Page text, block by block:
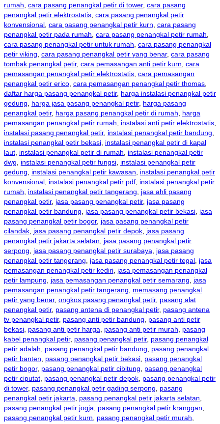
rumah cara pasang penangkal petir di tower, cara pasang
penangkal petir elektrostatis cara pasang penangkal petir
konvensional cara pasang penangkal petir kurn cara pasang
penangkal petir pada rumah cara pasang penangkal petir rumah
cara pasang penangkal petir untuk rumah cara pasang penangkal
petir viking cara pasang penangkal petir yang benar, cara pasang
tombak penangkal petir, cara pemasangan anti petir kurn cara
pemasangan penangkal petir elektrostatis cara pemasangan
penangkal petir erico cara pemasangan penangkal petir thomas
daftar harga pasang penangkal petir, harga instalasi penangkal petir
gedung
harga jasa pasang penangkal petir, harga pasang
penangkal petir, harga pasang penangkal petir di rumah
harga
pemasangan penangkal petir rumah
instalasi anti petir elektrostatis
instalasi pasang penangkal petir, instalasi penangkal petir bandung
instalasi penangkal petir bekasi instalasi penangkal petir di kapal
laut instalasi penangkal petir di rumah
instalasi penangkal petir
dwg
instalasi penangkal petir fungsi instalasi penangkal petir
gedung
instalasi penangkal petir kawasan
instalasi penangkal petir
konvensional instalasi penangkal petir pdf instalasi penangkal petir
rumah
instalasi penangkal petir tangerang
jasa ahli pasang
penangkal petir, jasa pasang penangkal petir, jasa pasang
penangkal petir bandung
jasa pasang penangkal petir bekasi jasa
pasang penangkal petir bogor, jasa pasang penangkal petir
cilandak jasa pasang penangkal petir depok jasa pasang
penangkal petir jakarta selatan
jasa pasang penangkal petir
serpong
jasa pasang penangkal petir surabaya
jasa pasang
penangkal petir tangerang
jasa pasang penangkal petir tegal jasa
pemasangan penangkal petir kediri jasa pemasangan penangkal
petir lampung
jasa pemasangan penangkal petir semarang
jasa
pemasangan penangkal petir tangerang
memasang penangkal
petir yang benar, ongkos pasang penangkal petir, pasang alat
penangkal petir, pasang antena di penangkal petir, pasang antena
tv penangkal petir, pasang anti petir bandung
pasang anti petir
bekasi pasang anti petir harga pasang anti petir murah
pasang
kabel penangkal petir, pasang penangkal petir, pasang penangkal
petir adalah
pasang penangkal petir bandung
pasang penangkal
petir banten
pasang penangkal petir bekasi pasang penangkal
petir bogor, pasang penangkal petir cibitung
pasang penangkal
petir ciputat pasang penangkal petir depok pasang penangkal petir
di tower, pasang penangkal petir gading serpong
pasang
penangkal petir jakarta
pasang penangkal petir jakarta selatan
pasang penangkal petir jogja
pasang penangkal petir kranggan
pasang penangkal petir kurn
pasang penangkal petir murah